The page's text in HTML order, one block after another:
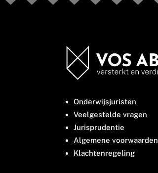
Onderwijsjuristen
Veelgestelde vragen
Jurisprudentie
Algemene voorwaarden
Klachtenregeling